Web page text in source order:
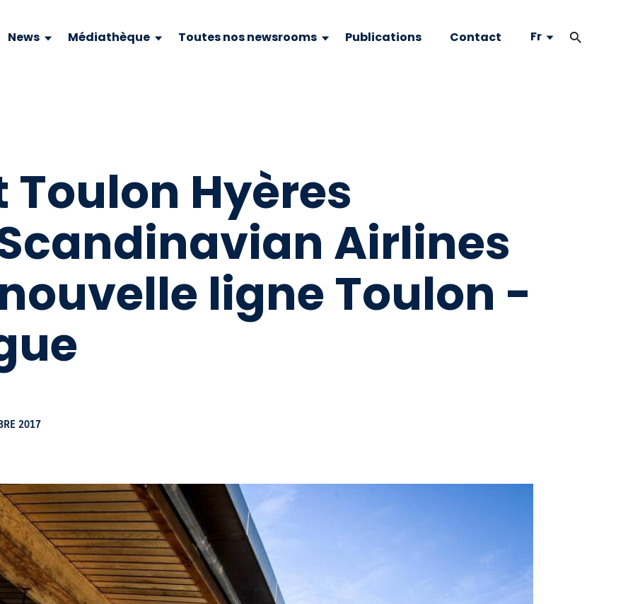
News Médiathèque Toutes nos newsrooms Publications Contact Fr
Hyères
Airlines
ligne Toulon -
2017